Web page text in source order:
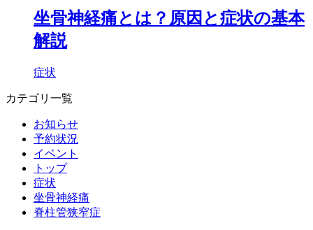
坐骨神経痛とは？原因と症状の基本
解説
症状
カテゴリ一覧
お知らせ
予約状況
イベント
トップ
症状
坐骨神経痛
脊柱管狭窄症